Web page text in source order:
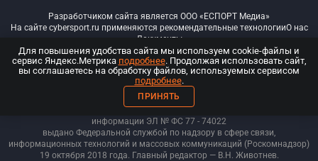
Разработчиком сайта является ООО «ЕСПОРТ Медиа»
На сайте cybersport.ru применяются рекомендательные технологииО нас
Документы
© ООО «Киберспорт.ру» — Все права защищены
18+
ООО «Киберспорт.ру». Свидетельство о регистрации средств массовой
информации ЭЛ № ФС 77 - 74022
выдано Федеральной службой по надзору в сфере связи,
информационных технологий и массовых коммуникаций (Роскомнадзор)
19 октября 2018 года. Главный редактор — В.Н. Животнев.
Для повышения удобства сайта мы используем cookie-файлы и
сервис Яндекс.Метрика подробнее. Продолжая использовать сайт,
вы соглашаетесь на обработку файлов, используемых сервисом
подробнее.
ПРИНЯТЬ